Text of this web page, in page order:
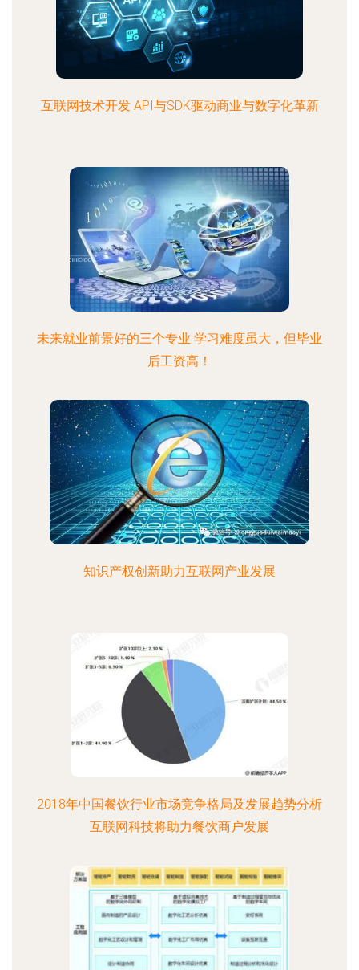
互联网技术开发 API与SDK驱动商业与数字化革新
未来就业前景好的三个专业 学习难度虽大，但毕业
后工资高！
知识产权创新助力互联网产业发展
2018年中国餐饮行业市场竞争格局及发展趋势分析
互联网科技将助力餐饮商户发展